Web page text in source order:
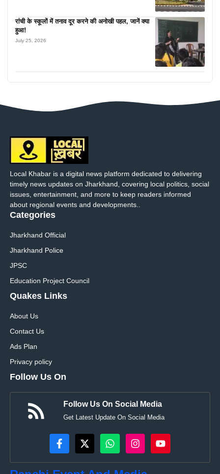
रांची के स्कूलों में तनाव दूर करने की अनोखी पहल, जानें क्या
हुआ!
July 25, 2026
Local Khabar is a digital news platform dedicated to delivering
timely news updates on Jharkhand, covering local politics, social
issues, entertainment, and more to keep readers informed
about regional events and developments..
Categories
Jharkhand Official
Jharkhand Police
JPSC
Education Project Council
Quakes Links
About Us
Contact Us
Ads Plan
Privacy policy
Follow Us On
Follow Us On Social Media
Get Latest Update On Social Media